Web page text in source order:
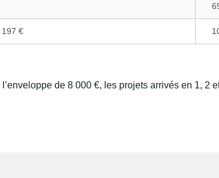
197 €
de 8 000 €, les projets arrivés en 1, 2